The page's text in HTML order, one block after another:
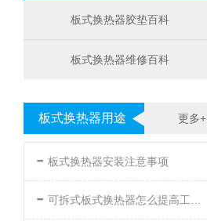
板式换热器胶垫百科
板式换热器维修百科
更多+
板式换热器用途
- 板式换热器安装注意事项
- 可拆式板式换热器怎么提高工作效率